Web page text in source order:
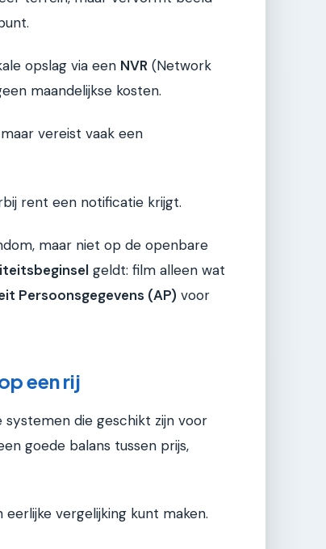
opslag via een NVR (Network
maandelijkse kosten.
vereist vaak een
rent een notificatie krijgt.
maar niet op de openbare
geldt: film alleen wat
Persoonsgegevens (AP) voor
een rij
die geschikt zijn voor
goede balans tussen prijs,
vergelijking kunt maken.